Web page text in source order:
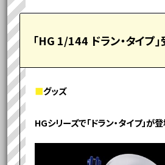
「HG 1/144 ドラン・タイプ
■グッズ
HGシリーズで「ドラン・タイプ」が登